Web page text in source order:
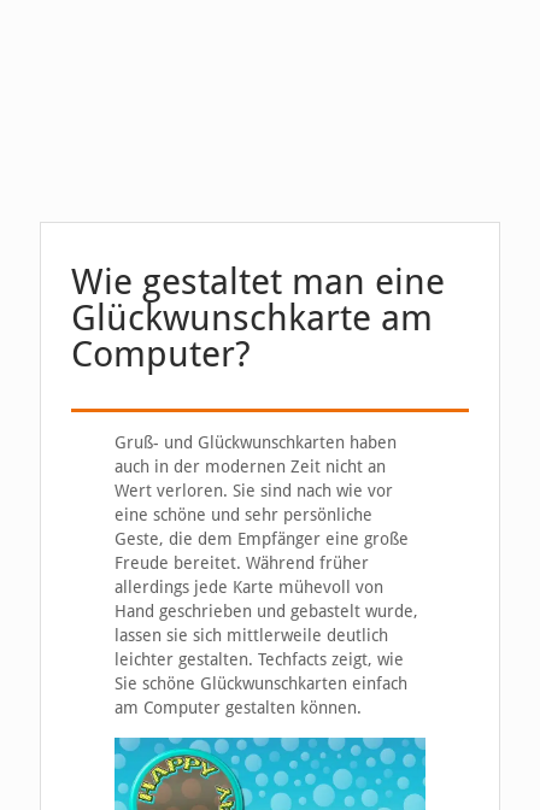
Wie gestaltet man eine
Glückwunschkarte am
Computer?
Gruß- und Glückwunschkarten haben
auch in der modernen Zeit nicht an
Wert verloren. Sie sind nach wie vor
eine schöne und sehr persönliche
Geste, die dem Empfänger eine große
Freude bereitet. Während früher
allerdings jede Karte mühevoll von
Hand geschrieben und gebastelt wurde,
lassen sie sich mittlerweile deutlich
leichter gestalten. Techfacts zeigt, wie
Sie schöne Glückwunschkarten einfach
am Computer gestalten können.